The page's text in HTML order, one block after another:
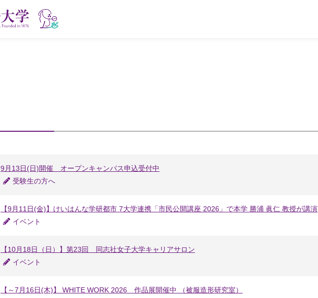
9月13日(日)開催 オープンキャンパス申込受付中
受験生の方へ
【9月11日(金)】けいはんな学研都市 7大学連携「市民公開講座 2026」で本学 勝浦 眞仁 教授が講演
イベント
【10月18日（日）】第23回 同志社女子大学キャリアサロン
イベント
【～7月16日(木)】 WHITE WORK 2026 作品展開催中 （被服造形研究室）